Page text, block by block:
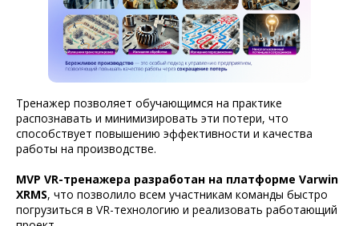
Тренажер позволяет обучающимся на практике
распознавать и минимизировать эти потери, что
способствует повышению эффективности и качества
работы на производстве.
МVP VR-тренажера разработан на платформе Varwin
XRMS, что позволило всем участникам команды быстро
погрузиться в VR-технологию и реализовать работающий